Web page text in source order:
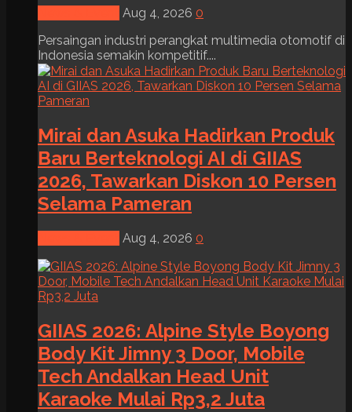
Aug 4, 2026 0
Persaingan industri perangkat multimedia otomotif di
Indonesia semakin kompetitif....
Mirai dan Asuka Hadirkan Produk
Baru Berteknologi AI di GIIAS
2026, Tawarkan Diskon 10 Persen
Selama Pameran
Aug 4, 2026 0
GIIAS 2026: Alpine Style Boyong
Body Kit Jimny 3 Door, Mobile
Tech Andalkan Head Unit
Karaoke Mulai Rp3,2 Juta